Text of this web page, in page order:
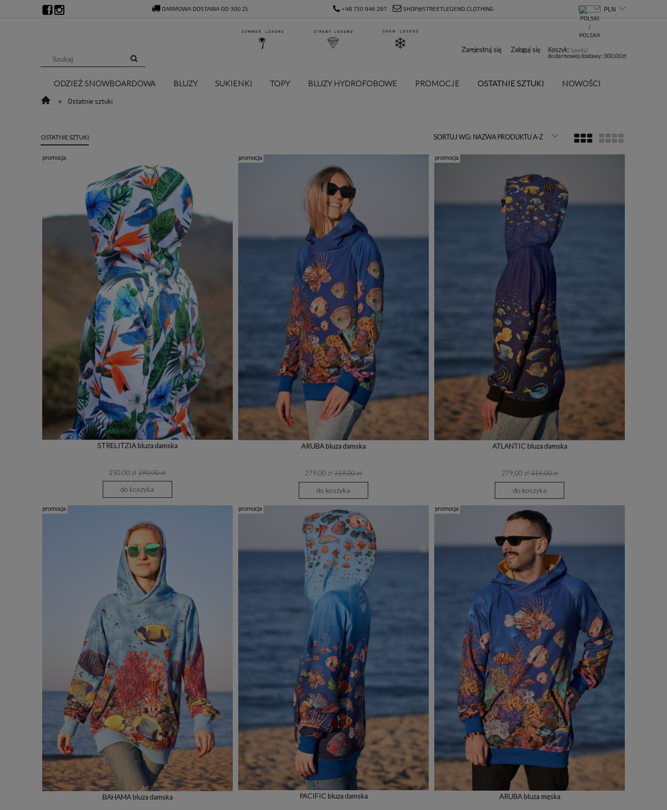
DARMOWA DOSTAWA OD 300 ZŁ +48 730 946 267 SHOP@STREETLEGEND.CLOTHING
Koszyk: (pusty)
do darmowej dostawy: 300.00zł
Zarejestruj się Zaloguj się
ODZIEŻ SNOWBOARDOWA BLUZY SUKIENKI TOPY BLUZY HYDROFOBOWE PROMOCJE OSTATNIE SZTUKI NOWOŚCI
» Ostatnie sztuki
OSTATNIE SZTUKI SORTUJ WG: NAZWA PRODUKTU A-Z
STRELITZIA bluza damska
250,00 zł 290,00 zł
do koszyka
promocja
ARUBA bluza damska
279,00 zł 319,00 zł
do koszyka
promocja
ATLANTIC bluza damska
279,00 zł 319,00 zł
do koszyka
promocja
BAHAMA bluza damska
promocja
PACIFIC bluza damska
promocja
ARUBA bluza męska
promocja